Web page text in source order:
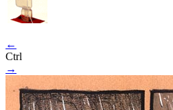
←
Ctrl
→